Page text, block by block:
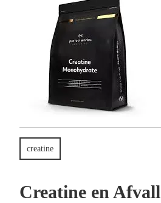
creatine
Creatine en